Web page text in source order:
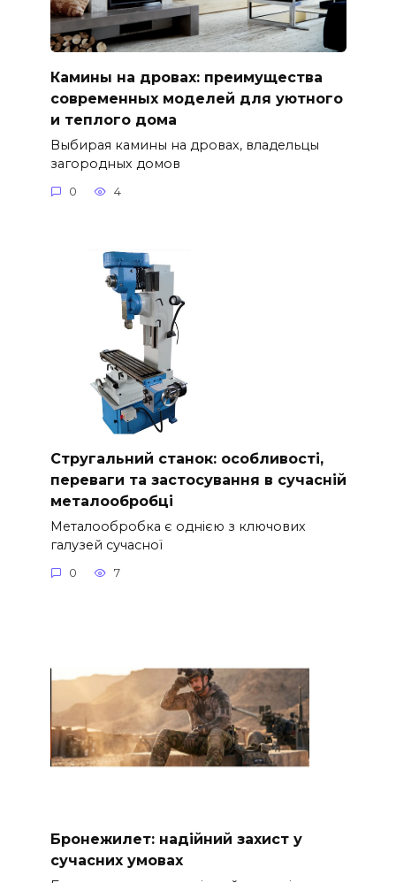
Камины на дровах: преимущества
современных моделей для уютного
и теплого дома
Выбирая камины на дровах, владельцы
загородных домов
0 4
Стругальний станок: особливості,
переваги та застосування в сучасній
металообробці
Металообробка є однією з ключових
галузей сучасної
0 7
Бронежилет: надійний захист у
сучасних умовах